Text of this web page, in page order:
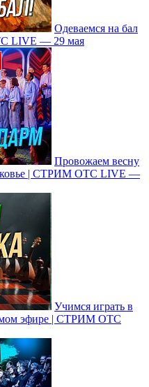
Одеваемся на бал
LIVE — 29 мая
Провожаем весну
| СТРИМ ОТС LIVE —
Учимся играть в
эфире | СТРИМ ОТС